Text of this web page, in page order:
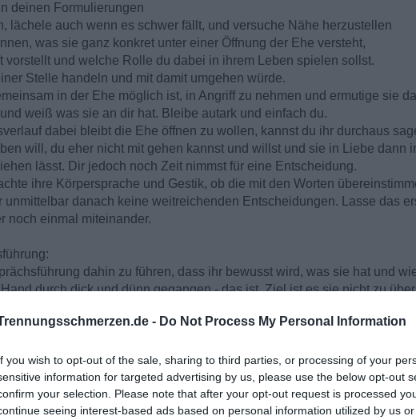
- Do Not Process My Personal Information
you wish to opt-out of the sale, sharing to third parties, or processing of your
information for targeted advertising by us, please use the below opt-out
your selection. Please note that after your opt-out request is processed
seeing interest-based ads based on personal information utilized by us
deinen Formulierungen
lächele auch wenn es schwer fällt, und versuche Nähe herzustellen
was sie ganz konkret unter einer Öffnung der Ehe versteht,
vorstellt und welche Rolle du dabei in ihrem Leben spielen sollst.
Stelle handeln und mit damit umgehen würde.
in der Ehe möglich ist, in Angriff zu nehmen und ermutige sie
weiß was sie an dir hat. Bleibe autark und einfach du.
dabei bleibt die Ehe öffnen zu wollen, kannst du ihr durchaus
will, du eher nicht mit gehen kannst und willst und sie in Liebe dann
lässt. Dir jedoch noch Zeit nimmst für eine Entscheidung.
ihre Körpersprache und Gestik, ob die mit den Worten
unmittelbar danach keine weitreichenden Entscheidungen. Lasse das
noch einmal miteinander.
dahin zu führen, dass ihr bewusst wird, was sie hat und
durch dick und dünn gegangen - das ist. Ziel ist es sie nicht zu
aus erkennt, das ihr Wunsch die innere Unzufriedenheit mit 3. oder
ein Irrweg ist und selbst zu dieser Überzeugung kommt.
Gesprächsverlauf, an derem Ende ein für dich und euch gutes, auf
Viel Glück.
Sichtweise, Einschätzung und Meinung.